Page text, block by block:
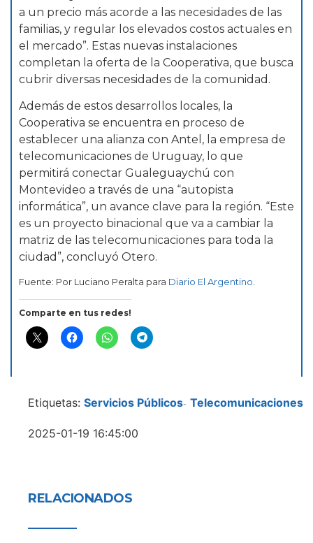
a un precio más acorde a las necesidades de las
familias, y regular los elevados costos actuales en
el mercado”. Estas nuevas instalaciones
completan la oferta de la Cooperativa, que busca
cubrir diversas necesidades de la comunidad.
Además de estos desarrollos locales, la
Cooperativa se encuentra en proceso de
establecer una alianza con Antel, la empresa de
telecomunicaciones de Uruguay, lo que
permitirá conectar Gualeguaychú con
Montevideo a través de una “autopista
informática”, un avance clave para la región. “Este
es un proyecto binacional que va a cambiar la
matriz de las telecomunicaciones para toda la
ciudad”, concluyó Otero.
Fuente: Por Luciano Peralta para Diario El Argentino.
Comparte en tus redes!
Etiquetas: Servicios Públicos- Telecomunicaciones
2025-01-19 16:45:00
RELACIONADOS